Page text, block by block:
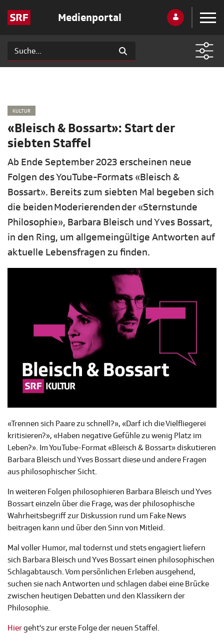
Medienportal
KULTUR
«Bleisch & Bossart»: Start der
siebten Staffel
Ab Ende September 2023 erscheinen neue
Folgen des YouTube-Formats «Bleisch &
Bossart». Bereits zum siebten Mal begeben sich
die beiden Moderierenden der «Sternstunde
Philosophie», Barbara Bleisch und Yves Bossart,
in den Ring, um allgemeingültige Antworten auf
aktuelle Lebensfragen zu finden.
«Trennen sich Paare zu schnell?», «Darf ich die Vielfliegerei
kritisieren?», «Haben negative Gefühle zu wenig Platz im
Leben?». Im YouTube-Format «Bleisch & Bossart» diskutieren
Barbara Bleisch und Yves Bossart diese und andere Fragen
aus philosophischer Sicht.
In weiteren Folgen philosophieren Barbara Bleisch und Yves
Bossart einzeln über die Frage, was der philosophische
Wahrheitsbegriff zur Diskussion rund um Fake News
beitragen kann und über den Sinn von Mitleid.
Mal voller Humor, mal todernst und stets engagiert liefern
sich Barbara Bleisch und Yves Bossart einen philosophischen
Schlagabtausch. Vom persönlichen Erleben ausgehend,
suchen sie nach Antworten und schlagen dabei eine Brücke
zwischen heutigen Debatten und den Klassikern der
Philosophie.
Hiergeht's zur erste Folge der neuen Staffel.